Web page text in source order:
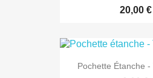
20,00 €
Pochette Étanche